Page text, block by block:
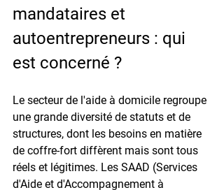
mandataires et
autoentrepreneurs : qui
est concerné ?
Le secteur de l'aide à domicile regroupe
une grande diversité de statuts et de
structures, dont les besoins en matière
de coffre-fort diffèrent mais sont tous
réels et légitimes. Les SAAD (Services
d'Aide et d'Accompagnement à